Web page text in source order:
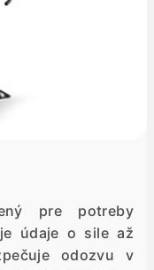
pre potreby
údaje o sile až
odozvu v